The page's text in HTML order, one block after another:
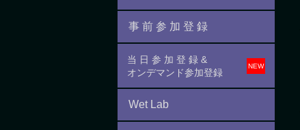
事 前 参 加 登 録
当 日 参 加 登 録 &
オンデマンド参加登録
Wet Lab